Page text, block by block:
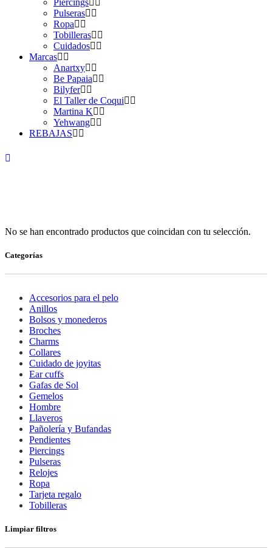
Piercings
Pulseras
Ropa
Tobilleras
Cuidados
Marcas
Anartxy
Be Papaia
Bilyfer
El Taller de Coqui
Martina K
Yehwang
REBAJAS
No se han encontrado productos que coincidan con tu selección.
Categorías
Accesorios para el pelo
Anillos
Bolsos y monederos
Broches
Charms
Collares
Cuidado de joyitas
Ear cuffs
Gafas de Sol
Gemelos
Hombre
Llaveros
Pañolería y Bufandas
Pendientes
Piercings
Pulseras
Relojes
Ropa
Tarjeta regalo
Tobilleras
Limpiar filtros